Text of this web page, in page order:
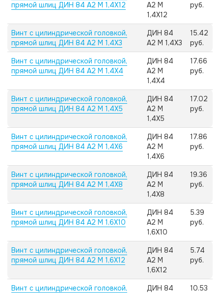
прямой шлиц ДИН 84 А2 M 1,4X12
А2 M
1,4X12
руб.
Винт с цилиндрической головкой,
прямой шлиц ДИН 84 А2 M 1,4X3
ДИН 84
А2 M 1,4X3
15.42
руб.
Винт с цилиндрической головкой,
прямой шлиц ДИН 84 А2 M 1,4X4
ДИН 84
А2 M
1,4X4
17.66
руб.
Винт с цилиндрической головкой,
прямой шлиц ДИН 84 А2 M 1,4X5
ДИН 84
А2 M
1,4X5
17.02
руб.
Винт с цилиндрической головкой,
прямой шлиц ДИН 84 А2 M 1,4X6
ДИН 84
А2 M
1,4X6
17.86
руб.
Винт с цилиндрической головкой,
прямой шлиц ДИН 84 А2 M 1,4X8
ДИН 84
А2 M
1,4X8
19.36
руб.
Винт с цилиндрической головкой,
прямой шлиц ДИН 84 А2 M 1,6X10
ДИН 84
А2 M
1,6X10
5.39
руб.
Винт с цилиндрической головкой,
прямой шлиц ДИН 84 А2 M 1,6X12
ДИН 84
А2 M
1,6X12
5.74
руб.
Винт с цилиндрической головкой,
ДИН 84
10.53